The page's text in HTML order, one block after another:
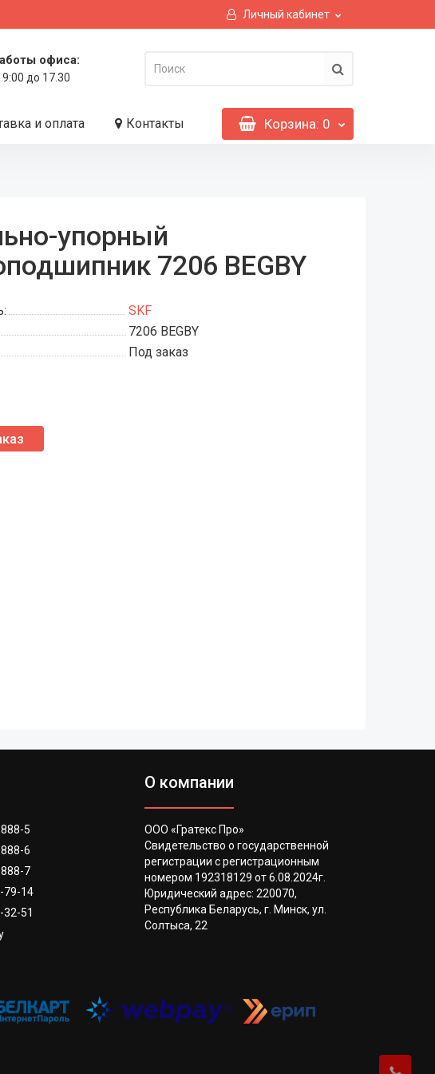
Личный кабинет
офиса:
до 17.30
и оплата Контакты Корзина: 0
упорный
7206 BEGBY
SKF
7206 BEGBY
Под заказ
5
6
7
79-14
32-51
О компании
ООО «Гратекс Про»
Свидетельство о государственной
регистрации с регистрационным
номером 192318129 от 6.08.2024г.
Юридический адрес: 220070,
Республика Беларусь, г. Минск, ул.
Солтыса, 22